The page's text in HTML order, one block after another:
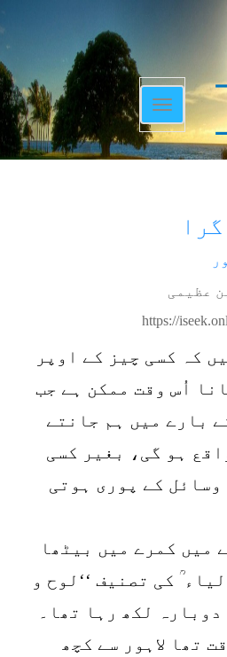
Toggle
navigation
عظیمی
https://
کہ کسی چیز کے اوپر
اُس وقت ممکن ہے جب
بارے میں ہم جانتے
ہو گی، بغیر کسی
وسائل کے پوری ہوتی
میں کمرے میں بیٹھا
کی تصنیف ‘‘لوح و
دوبارہ لکھ رہا تھا۔
تھا لاہور سے کچھ